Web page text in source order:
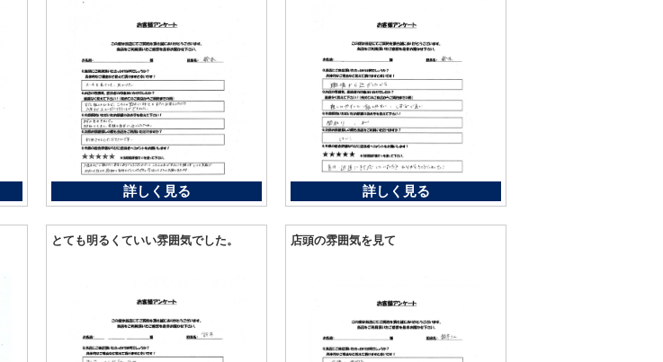
ーズに行うことができました。
詳しく見る 詳しく見る
とても明るくていい雰囲気でした。 店頭の雰囲気を見て